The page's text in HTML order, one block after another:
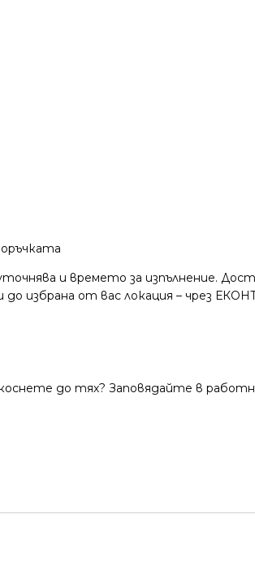
и времето за изпълнение.
избрана от вас локация – чрез
до тях? Заповядайте в